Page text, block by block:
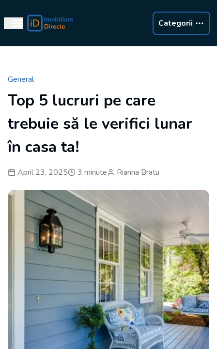
Categorii
General
Top 5 lucruri pe care
trebuie să le verifici lunar
în casa ta!
April 23, 2025 3 minute Rianna Bratu